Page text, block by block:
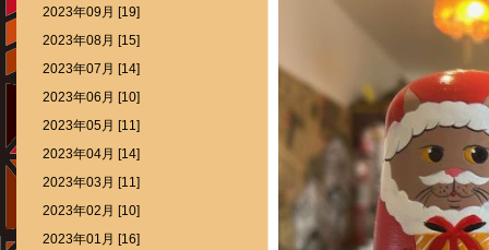
2023年09月 [19]
2023年08月 [15]
2023年07月 [14]
2023年06月 [10]
2023年05月 [11]
2023年04月 [14]
2023年03月 [11]
2023年02月 [10]
2023年01月 [16]